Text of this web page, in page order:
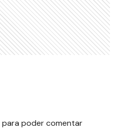
para poder comentar